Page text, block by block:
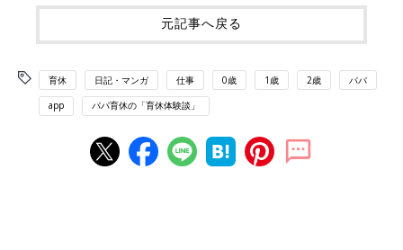
元記事へ戻る
育休 日記・マンガ 仕事 0歳 1歳 2歳 パパ
app パパ育休の「育休体験談」